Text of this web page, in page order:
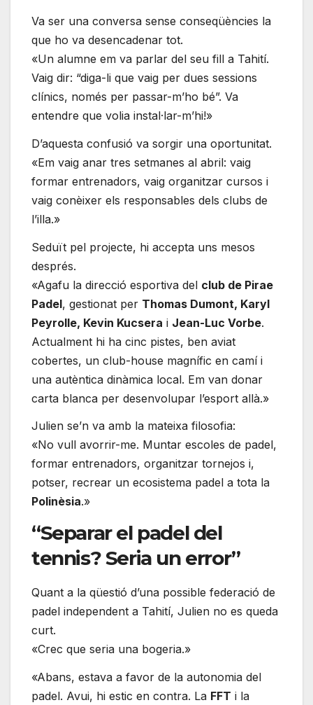
Va ser una conversa sense conseqüències la
que ho va desencadenar tot.
«Un alumne em va parlar del seu fill a Tahití.
Vaig dir: “diga-li que vaig per dues sessions
clínics, només per passar-m’ho bé”. Va
entendre que volia instal·lar-m’hi!»
D’aquesta confusió va sorgir una oportunitat.
«Em vaig anar tres setmanes al abril: vaig
formar entrenadors, vaig organitzar cursos i
vaig conèixer els responsables dels clubs de
l’illa.»
Seduït pel projecte, hi accepta uns mesos
després.
«Agafu la direcció esportiva del club de Pirae
Padel, gestionat per Thomas Dumont, Karyl
Peyrolle, Kevin Kucsera i Jean-Luc Vorbe.
Actualment hi ha cinc pistes, ben aviat
cobertes, un club-house magnífic en camí i
una autèntica dinàmica local. Em van donar
carta blanca per desenvolupar l’esport allà.»
Julien se’n va amb la mateixa filosofia:
«No vull avorrir-me. Muntar escoles de padel,
formar entrenadors, organitzar tornejos i,
potser, recrear un ecosistema padel a tota la
Polinèsia.»
“Separar el padel del
tennis? Seria un error”
Quant a la qüestió d’una possible federació de
padel independent a Tahití, Julien no es queda
curt.
«Crec que seria una bogeria.»
«Abans, estava a favor de la autonomia del
padel. Avui, hi estic en contra. La FFT i la